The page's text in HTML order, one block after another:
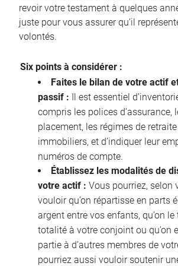
revoir votre testament à quelques
juste pour vous assurer qu’il
volontés.
Six points à considérer :
Faites le bilan de votre actif
passif : Il est essentiel
compris les polices d’assurance,
placement, les régimes de
immobiliers, et d’indiquer leur
numéros de compte.
Établissez les modalités de
votre actif : Vous pourriez, selon
vouloir qu’on répartisse en parts
argent entre vos enfants, qu’on le
totalité à votre conjoint ou qu’on
partie à d’autres membres de
pourriez aussi vouloir soutenir